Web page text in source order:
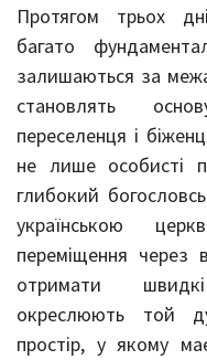
Протягом трьох
багато
залишаються за
становлять
переселенця і
не лише особисті
глибокий
українською
переміщення через
отримати
окреслюють той
простір, у якому